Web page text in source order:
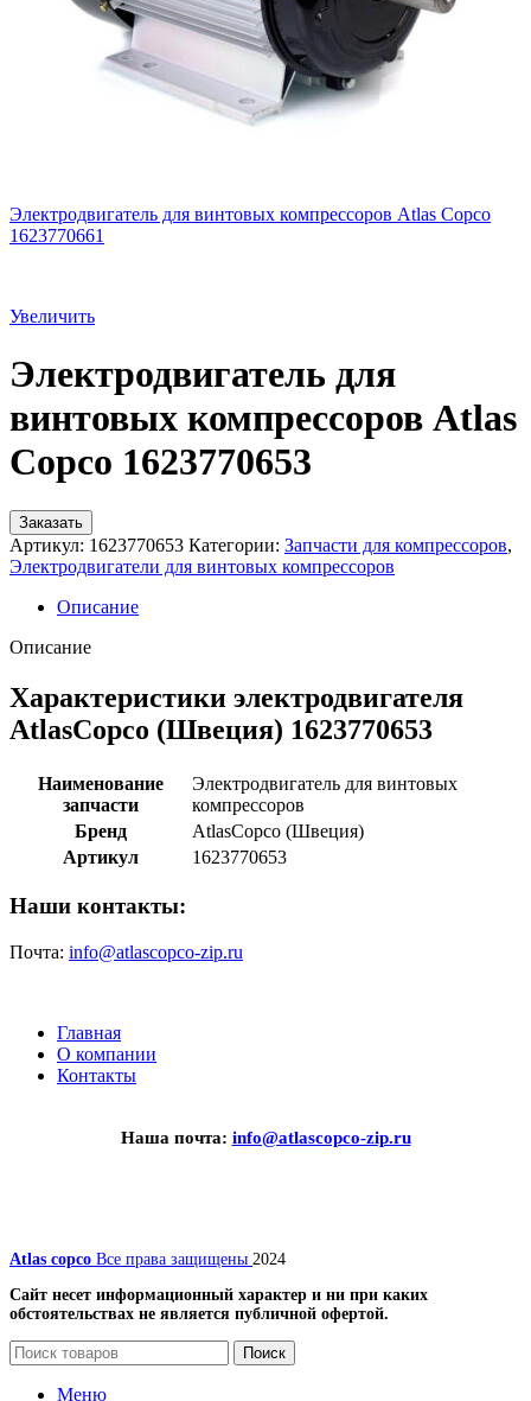
Электродвигатель для винтовых компрессоров Atlas Copco
1623770661
Увеличить
Электродвигатель для
винтовых компрессоров Atlas
Copco 1623770653
Заказать
Артикул: 1623770653 Категории: Запчасти для компрессоров,
Электродвигатели для винтовых компрессоров
Описание
Описание
Характеристики электродвигателя
AtlasCopco (Швеция) 1623770653
Наименование
запчасти
Электродвигатель для винтовых
компрессоров
Бренд
AtlasCopco (Швеция)
Артикул
1623770653
Наши контакты:
Почта: info@atlascopco-zip.ru
Главная
О компании
Контакты
Наша почта: info@atlascopco-zip.ru
Atlas copco Все права защищены 2024
Сайт несет информационный характер и ни при каких
обстоятельствах не является публичной офертой.
Поиск
Меню